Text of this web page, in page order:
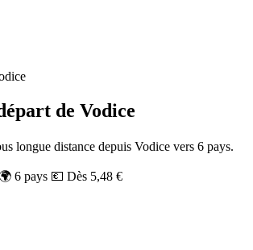
de Vodice
longue distance depuis Vodice vers 6 pays.
🌍 6 pays 💶 Dès 5,48 €